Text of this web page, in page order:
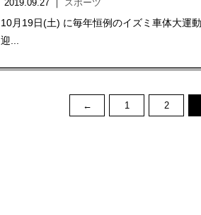
2019.09.27 ｜ スポーツ
10月19日(土) に毎年恒例のイズミ車体大運
迎...
← 1 2